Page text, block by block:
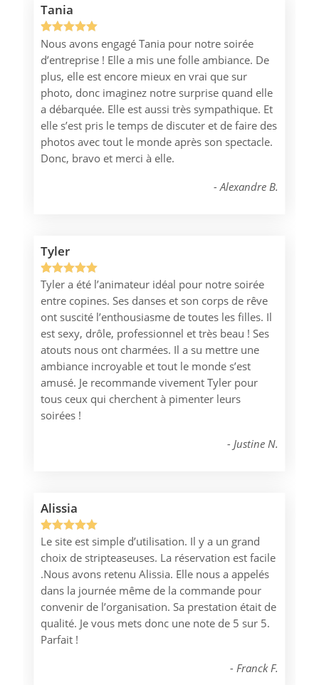
Tania
Noté5.00
sur 5
basé sur
1
notation
client
Nous avons engagé Tania pour notre soirée
d’entreprise ! Elle a mis une folle ambiance. De
plus, elle est encore mieux en vrai que sur
photo, donc imaginez notre surprise quand elle
a débarquée. Elle est aussi très sympathique. Et
elle s’est pris le temps de discuter et de faire des
photos avec tout le monde après son spectacle.
Donc, bravo et merci à elle.
Alexandre B.
Tyler
Noté 5.00
sur 5
basé sur
1
notation
client
Tyler a été l’animateur idéal pour notre soirée
entre copines. Ses danses et son corps de rêve
ont suscité l’enthousiasme de toutes les filles. Il
est sexy, drôle, professionnel et très beau ! Ses
atouts nous ont charmées. Il a su mettre une
ambiance incroyable et tout le monde s’est
amusé. Je recommande vivement Tyler pour
tous ceux qui cherchent à pimenter leurs
soirées !
Justine N.
Alissia
Noté5.00
sur 5
basé sur
1
notation
client
Le site est simple d’utilisation. Il y a un grand
choix de stripteaseuses. La réservation est facile
.Nous avons retenu Alissia. Elle nous a appelés
dans la journée même de la commande pour
convenir de l’organisation. Sa prestation était de
qualité. Je vous mets donc une note de 5 sur 5.
Parfait !
Franck F.